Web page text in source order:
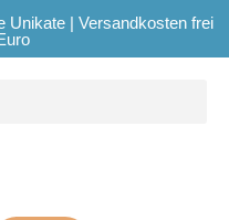
Unikate | Versandkosten frei